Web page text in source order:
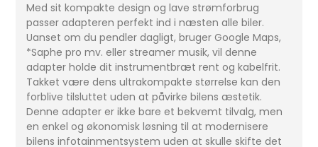
Med sit kompakte design og lave strømforbrug
passer adapteren perfekt ind i næsten alle biler.
Uanset om du pendler dagligt, bruger Google Maps,
*Saphe pro mv. eller streamer musik, vil denne
adapter holde dit instrumentbræt rent og kabelfrit.
Takket være dens ultrakompakte størrelse kan den
forblive tilsluttet uden at påvirke bilens æstetik.
Denne adapter er ikke bare et bekvemt tilvalg, men
en enkel og økonomisk løsning til at modernisere
bilens infotainmentsystem uden at skulle skifte det